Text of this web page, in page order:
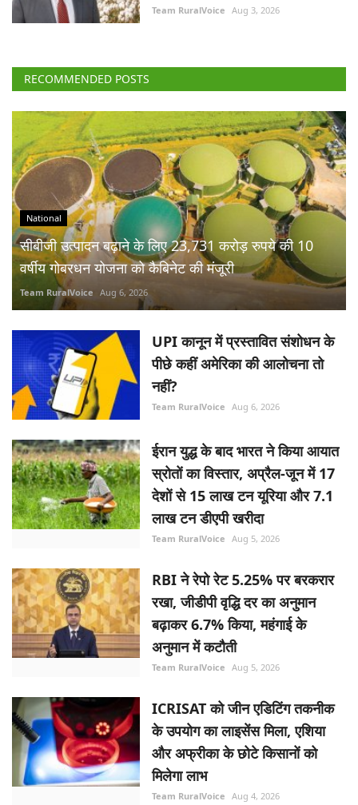
Team RuralVoice Aug 3, 2026
RECOMMENDED POSTS
National
सीबीजी उत्पादन बढ़ाने के लिए 23,731 करोड़ रुपये की 10
वर्षीय गोबरधन योजना को कैबिनेट की मंजूरी
Team RuralVoice Aug 6, 2026
UPI कानून में प्रस्तावित संशोधन के
पीछे कहीं अमेरिका की आलोचना तो
नहीं?
Team RuralVoice Aug 6, 2026
ईरान युद्ध के बाद भारत ने किया आयात
स्रोतों का विस्तार, अप्रैल-जून में 17
देशों से 15 लाख टन यूरिया और 7.1
लाख टन डीएपी खरीदा
Team RuralVoice Aug 5, 2026
RBI ने रेपो रेट 5.25% पर बरकरार
रखा, जीडीपी वृद्धि दर का अनुमान
बढ़ाकर 6.7% किया, महंगाई के
अनुमान में कटौती
Team RuralVoice Aug 5, 2026
ICRISAT को जीन एडिटिंग तकनीक
के उपयोग का लाइसेंस मिला, एशिया
और अफ्रीका के छोटे किसानों को
मिलेगा लाभ
Team RuralVoice Aug 4, 2026